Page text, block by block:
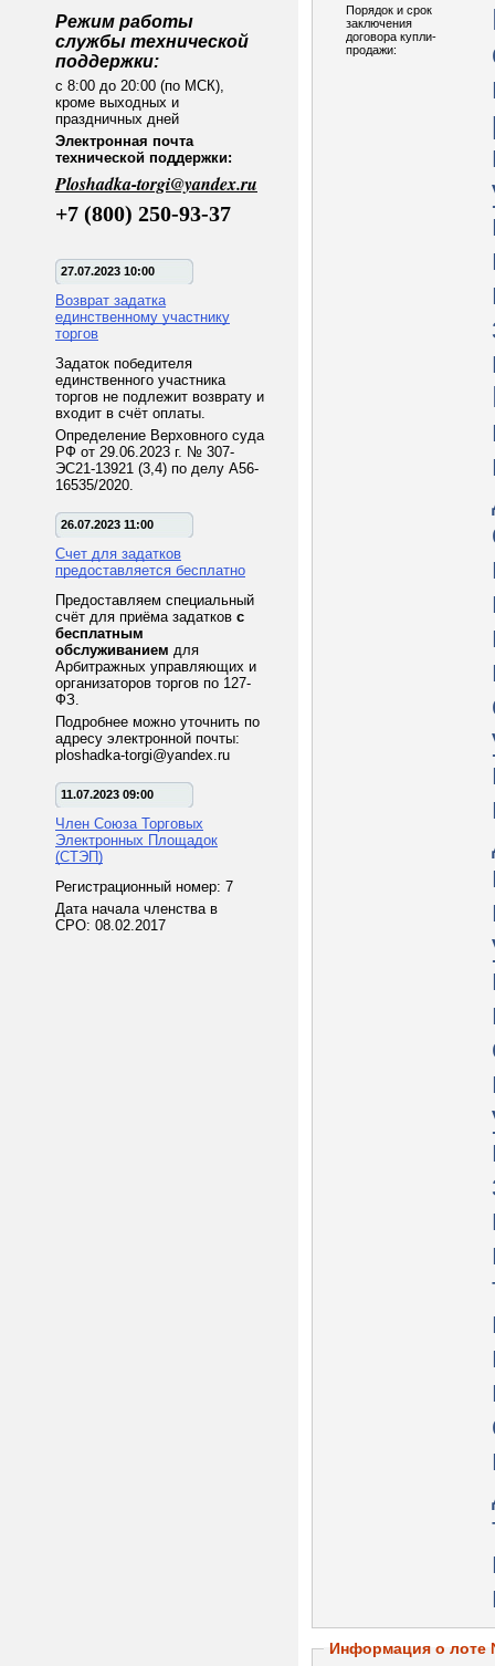
Режим работы
службы технической
поддержки:
с 8:00 до 20:00 (по МСК),
кроме выходных и
праздничных дней
Электронная почта
технической поддержки:
Ploshadka-torgi@yandex.ru
+7 (800) 250-93-37
27.07.2023 10:00
Возврат задатка
единственному участнику
торгов
Задаток победителя
единственного участника
торгов не подлежит возврату и
входит в счёт оплаты.
Определение Верховного суда
РФ от 29.06.2023 г. № 307-
ЭС21-13921 (3,4) по делу А56-
16535/2020.
26.07.2023 11:00
Счет для задатков
предоставляется бесплатно
Предоставляем специальный
счёт для приёма задатков с
бесплатным
обслуживанием для
Арбитражных управляющих и
организаторов торгов по 127-
ФЗ.
Подробнее можно уточнить по
адресу электронной почты:
ploshadka-torgi@yandex.ru
11.07.2023 09:00
Член Союза Торговых
Электронных Площадок
(СТЭП)
Регистрационный номер: 7
Дата начала членства в
СРО: 08.02.2017
Порядок и срок
заключения
договора купли-
продажи:
Информация о лоте